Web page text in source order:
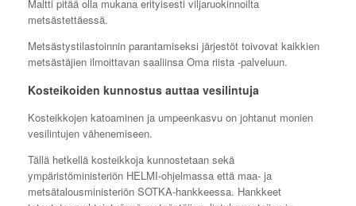
Maltti pitää olla mukana erityisesti viljaruokinnoilta
metsästettäessä.
Metsästystilastoinnin parantamiseksi järjestöt toivovat kaikkien
metsästäjien ilmoittavan saaliinsa Oma riista -palveluun.
Kosteikoiden kunnostus auttaa vesilintuja
Kosteikkojen katoaminen ja umpeenkasvu on johtanut monien
vesilintujen vähenemiseen.
Tällä hetkellä kosteikkoja kunnostetaan sekä
ympäristöministeriön HELMI-ohjelmassa että maa- ja
metsätalousministeriön SOTKA-hankkeessa. Hankkeet